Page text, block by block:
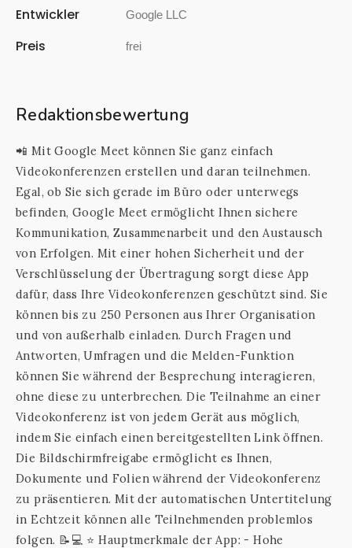
Entwickler Google LLC
Preis frei
Redaktionsbewertung
📲 Mit Google Meet können Sie ganz einfach
Videokonferenzen erstellen und daran teilnehmen.
Egal, ob Sie sich gerade im Büro oder unterwegs
befinden, Google Meet ermöglicht Ihnen sichere
Kommunikation, Zusammenarbeit und den Austausch
von Erfolgen. Mit einer hohen Sicherheit und der
Verschlüsselung der Übertragung sorgt diese App
dafür, dass Ihre Videokonferenzen geschützt sind. Sie
können bis zu 250 Personen aus Ihrer Organisation
und von außerhalb einladen. Durch Fragen und
Antworten, Umfragen und die Melden-Funktion
können Sie während der Besprechung interagieren,
ohne diese zu unterbrechen. Die Teilnahme an einer
Videokonferenz ist von jedem Gerät aus möglich,
indem Sie einfach einen bereitgestellten Link öffnen.
Die Bildschirmfreigabe ermöglicht es Ihnen,
Dokumente und Folien während der Videokonferenz
zu präsentieren. Mit der automatischen Untertitelung
in Echtzeit können alle Teilnehmenden problemlos
folgen. 📝💻 ⭐ Hauptmerkmale der App: - Hohe